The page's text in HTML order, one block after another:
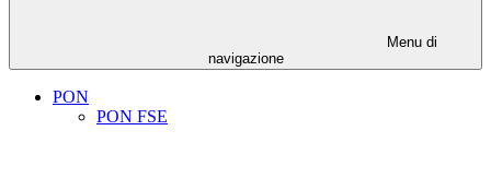
Menu di
navigazione
PON
PON FSE